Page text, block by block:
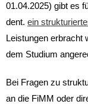
01.04.2025) gibt es
dent. ein
Leistungen erbracht
dem Studium
Bei Fragen zu
an die FiMM oder